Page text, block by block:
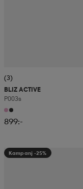
(3)
BLIZ ACTIVE
P003s
899:-
Kampanj -25%